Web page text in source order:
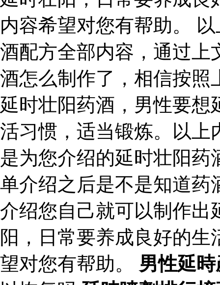
内容希望对您有帮助。
酒配方全部内容，通过上
酒怎么制作了，相信按照
延时壮阳药酒，男性要想
活习惯，适当锻炼。以上
是为您介绍的延时壮阳
单介绍之后是不是知道药
介绍您自己就可以制作出
阳，日常要养成良好的
望对您有帮助。 男性延